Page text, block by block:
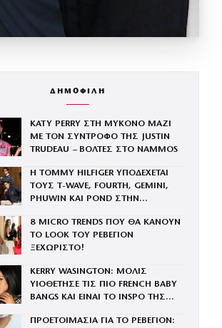
ΔΗΜΟΦΙΛΗ
KATY PERRY ΣΤΗ ΜΥΚΟΝΟ ΜΑΖΙ
ΜΕ ΤΟΝ ΣΥΝΤΡΟΦΟ ΤΗΣ JUSTIN
TRUDEAU – ΒΟΛΤΕΣ ΣΤΟ NAMMOS
Η TOMMY HILFIGER ΥΠΟΔΕΧΕΤΑΙ
ΤΟΥΣ Τ-WAVE, FOURTH, GEMINI,
PHUWIN ΚΑΙ POND ΣΤΗΝ
8 MICRO TRENDS ΠΟΥ ΘΑ ΚΑΝΟΥΝ
ΤΟ LOOK ΤΟΥ ΡΕΒΕΓΙΟΝ
ΞΕΧΩΡΙΣΤΟ!
KERRY WASINGTON: ΜΟΛΙΣ
ΥΙΟΘΕΤΗΣΕ ΤΙΣ ΠΙΟ FRENCH BABY
BANGS ΚΑΙ ΕΙΝΑΙ ΤΟ INSPO ΤΗΣ
ΠΡΟΕΤΟΙΜΑΣΙΑ ΓΙΑ ΤΟ ΡΕΒΕΓΙΟΝ: